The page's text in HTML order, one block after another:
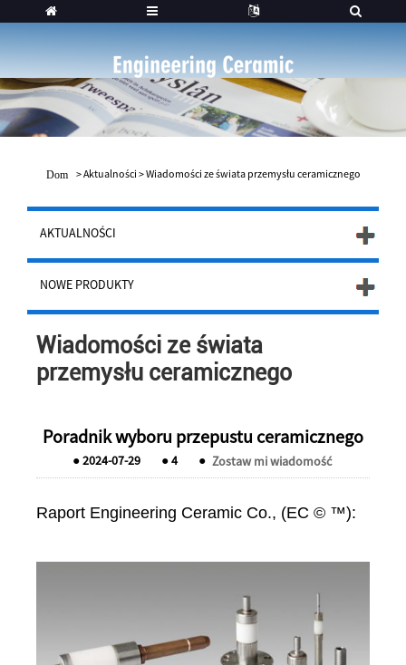
Dom >Aktualności >Wiadomości ze świata przemysłu ceramicznego
AKTUALNOŚCI
NOWE PRODUKTY
Wiadomości ze świata
przemysłu ceramicznego
Poradnik wyboru przepustu ceramicznego
●2024-07-29 ●4 ● Zostaw mi wiadomość
Raport Engineering Ceramic Co., (EC © ™):